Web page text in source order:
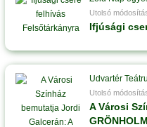
Utolsó
Ifjúsági
Udvartér
Utolsó
A Városi